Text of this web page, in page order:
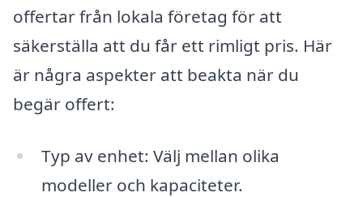
offertar från lokala företag för att
säkerställa att du får ett rimligt pris. Här
är några aspekter att beakta när du
begär offert:
Typ av enhet: Välj mellan olika
modeller och kapaciteter.